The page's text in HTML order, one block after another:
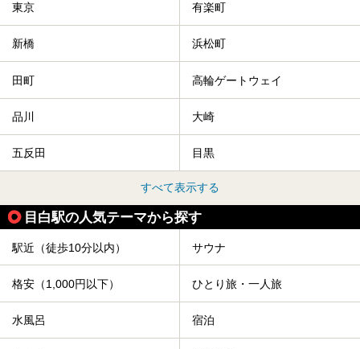
東京 有楽町
新橋 浜松町
田町 高輪ゲートウェイ
品川 大崎
五反田 目黒
すべて表示する
目白駅の人気テーマから探す
駅近（徒歩10分以内） サウナ
格安（1,000円以下） ひとり旅・一人旅
水風呂 宿泊